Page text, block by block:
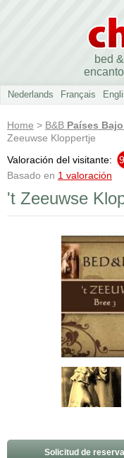
bed
Nederlands Français
Home > B&B Países
Zeeuwse Kloppertje
Valoración del visitante:
Basado en 1 valoración
't Zeeuwse
Solicitud de reserva